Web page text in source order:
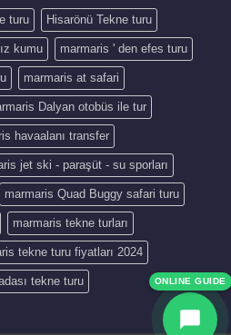
turu Hisarönü Tekne turu
kumu marmaris ' den efes turu
marmaris at safari
Dalyan otobüs ile tur
havaalanı transfer
jet ski - paraşüt - su sporları
marmaris Quad Buggy safari turu
marmaris tekne turları
tekne turu fiyatları 2024
tekne turu ONLINE GUIDE